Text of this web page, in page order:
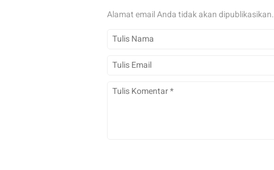
Alamat email Anda tidak akan dipublikasikan.